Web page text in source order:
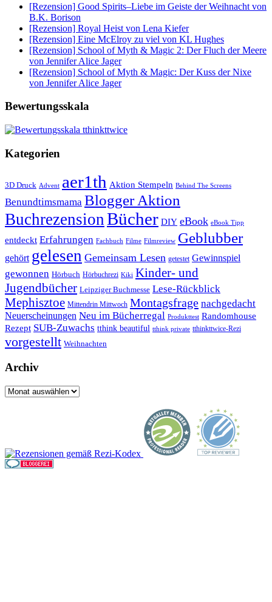
[Rezension] Good Spirits–Liebe im Geiste der Weihnacht von
B.K. Borison
[Rezension] Royal Heist von Lena Kiefer
[Rezension] Eine McElroy zu viel von KL Hughes
[Rezension] School of Myth & Magic 2: Der Fluch der Meere
von Jennifer Alice Jager
[Rezension] School of Myth & Magic: Der Kuss der Nixe
von Jennifer Alice Jager
Bewertungsskala
Kategorien
3D Druck Advent aer1th Aktion Stempeln Behind The Screens
Benundtimsmama Blogger Aktion
Buchrezension Bücher DIY eBook eBook Tipp
entdeckt Erfahrungen Fachbuch Filme Filmreview Geblubber
gehört gelesen Gemeinsam Lesen getestet Gewinnspiel
gewonnen Hörbuch Hörbuchrezi Kiki Kinder- und
Jugendbücher Leipziger Buchmesse Lese-Rückblick
Mephisztoe Mittendrin Mittwoch Montagsfrage nachgedacht
Neuerscheinungen Neu im Bücherregal Produkttest Randomhouse
Rezept SUB-Zuwachs tthink beautiful tthink private tthinkttwice-Rezi
vorgestellt Weihnachten
Archiv
Archiv